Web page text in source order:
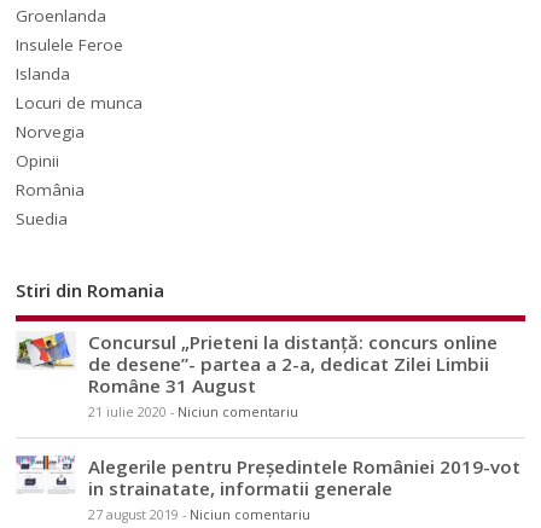
Groenlanda
Insulele Feroe
Islanda
Locuri de munca
Norvegia
Opinii
România
Suedia
Stiri din Romania
Concursul „Prieteni la distanță: concurs online
de desene”- partea a 2-a, dedicat Zilei Limbii
Române 31 August
21 iulie 2020 - Niciun comentariu
Alegerile pentru Președintele României 2019-vot
in strainatate, informatii generale
27 august 2019 - Niciun comentariu